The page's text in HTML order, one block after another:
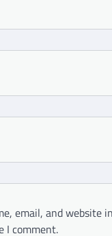
email, and website
I comment.